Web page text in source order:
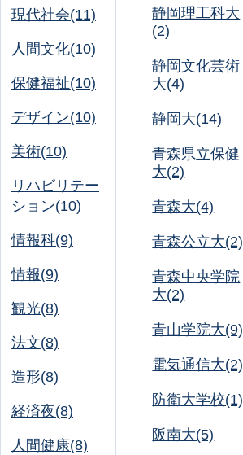
現代社会(11)
人間文化(10)
保健福祉(10)
デザイン(10)
美術(10)
リハビリテー
ション(10)
情報科(9)
情報(9)
観光(8)
法文(8)
造形(8)
経済夜(8)
人間健康(8)
静岡理工科大
(2)
静岡文化芸術
大(4)
静岡大(14)
青森県立保健
大(2)
青森大(4)
青森公立大(2)
青森中央学院
大(2)
青山学院大(9)
電気通信大(2)
防衛大学校(1)
阪南大(5)